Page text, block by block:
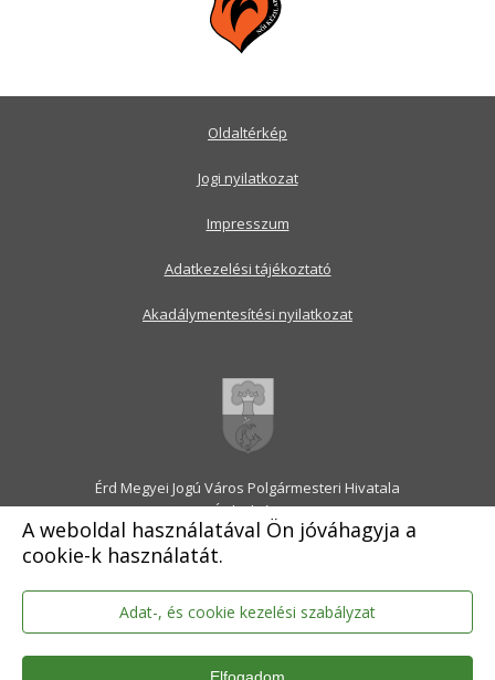
A weboldal használatával Ön jóváhagyja a
cookie-k használatát.
Adat-, és cookie kezelési szabályzat
Érd Megyei Jogú Város Polgármesteri Hivatala
2030 Érd, Alsó utca 1.
Levélcím: 2031 Érd, Pf.: 31
E-mail:onkormanyzat@erd.hu
Telefonközpont:06-23-522-300
Ügyfélszolgálat:06-23-522-301
Hivatali Kapu: ERDPH
KRID szám: 707189964
Oldaltérkép
Jogi nyilatkozat
Impresszum
Adatkezelési tájékoztató
Akadálymentesítési nyilatkozat